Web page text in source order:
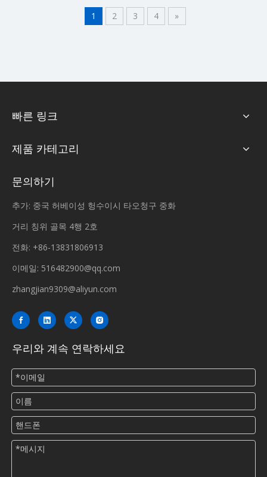
500을 대체합니다.
1
2 3 4 »
빠른 링크
제품 카테고리
문의하기
추가: 중국 허베이성 헝수이시 타오청구 중화
거리 칭위 골목 4행 2호
전화: +86-13831806913
이메일: 516482900@qq.com
zhangjian9309@aliyun.com
우리와 계속 연락하세요